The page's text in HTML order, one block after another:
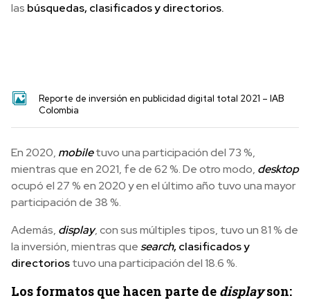
las búsquedas, clasificados y directorios.
Reporte de inversión en publicidad digital total 2021 – IAB
Colombia
En 2020, mobiletuvo una participación del 73 %,
mientras que en 2021, fe de 62 %. De otro modo, desktop
ocupó el 27 % en 2020 y en el último año tuvo una mayor
participación de 38 %.
Además, display, con sus múltiples tipos, tuvo un 81 % de
la inversión, mientras quesearch, clasificados y
directoriostuvo una participación del 18.6 %.
Los formatos que hacen parte de displayson: